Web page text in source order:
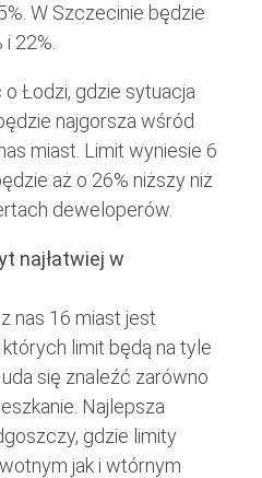
W Szczecinie będzie
22%.
Łodzi, gdzie sytuacja
najgorsza wśród
miast. Limit wyniesie 6
aż o 26% niższy niż
deweloperów.
najłatwiej w
nas 16 miast jest
limit będą na tyle
się znaleźć zarówno
Najlepsza
gdzie limity
jak i wtórnym